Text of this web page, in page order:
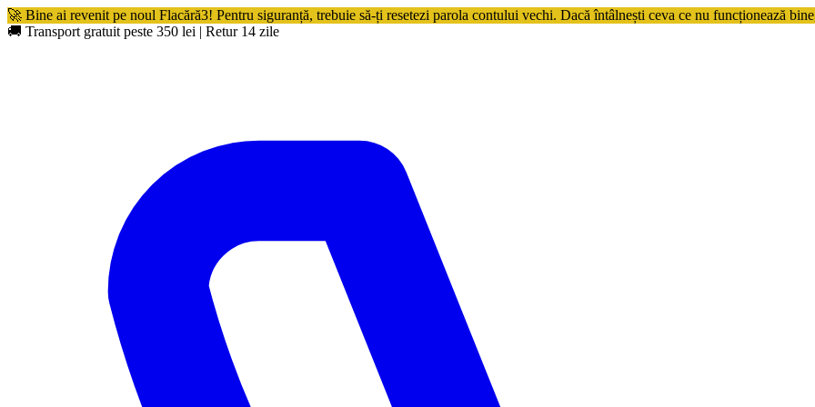
🚀 Bine ai revenit pe noul Flacără3! Pentru siguranță, trebuie să-ți resetezi parola contului vechi. Dacă întâlnești ceva ce nu funcționează
🚚 Transport gratuit peste 350 lei | Retur 14 zile